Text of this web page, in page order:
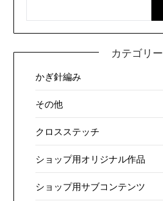
カテゴリー
かぎ針編み
その他
クロスステッチ
ショップ用オリジナル作品
ショップ用サブコンテンツ